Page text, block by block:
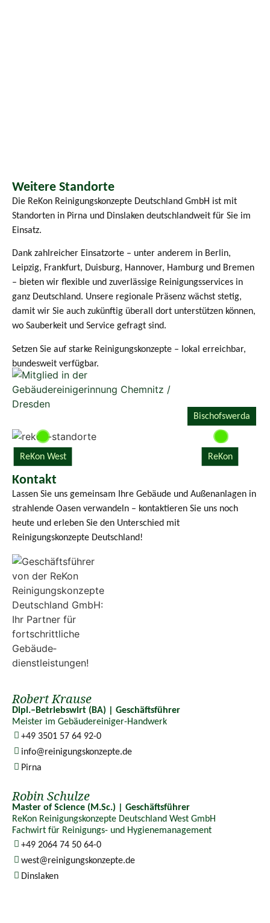
ReKon
ReKon West
Bischofswerda
Weitere Standorte
Die ReKon Reinigungskonzepte Deutschland GmbH ist mit
Standorten in Pirna und Dinslaken deutschlandweit für Sie im
Einsatz.
Dank zahlreicher Einsatzorte – unter anderem in Berlin,
Leipzig, Frankfurt, Duisburg, Hannover, Hamburg und Bremen
– bieten wir flexible und zuverlässige Reinigungsservices in
ganz Deutschland. Unsere regionale Präsenz wächst stetig,
damit wir Sie auch zukünftig überall dort unterstützen können,
wo Sauberkeit und Service gefragt sind.
Setzen Sie auf starke Reinigungskonzepte – lokal erreichbar,
bundesweit verfügbar.
Kontakt
Lassen Sie uns gemeinsam Ihre Gebäude und Außenanlagen in
strahlende Oasen verwandeln – kontaktieren Sie uns noch
heute und erleben Sie den Unterschied mit
Reinigungskonzepte Deutschland!
Robert Krause
Dipl.–Betriebswirt (BA) | Geschäftsführer
Meister im Gebäudereiniger-Handwerk
+49 3501 57 64 92-0
info@reinigungskonzepte.de
Pirna
Robin Schulze
Master of Science (M.Sc.) | Geschäftsführer
ReKon Reinigungskonzepte Deutschland West GmbH
Fachwirt für Reinigungs- und Hygienemanagement
+49 2064 74 50 64-0
west@reinigungskonzepte.de
Dinslaken